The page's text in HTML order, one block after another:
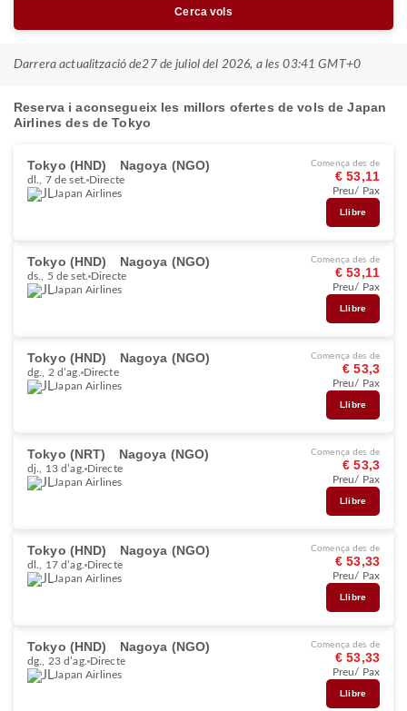
Cerca vols
Darrera actualització de27 de juliol del 2026, a les 03:41 GMT+0
Reserva i aconsegueix les millors ofertes de vols de Japan
Airlines des de Tokyo
Tokyo (HND) Nagoya (NGO)
dl., 7 de set. Directe
Japan Airlines
Comença des de
€ 53,11
Preu/ Pax
Llibre
Tokyo (HND) Nagoya (NGO)
ds., 5 de set. Directe
Japan Airlines
Comença des de
€ 53,11
Preu/ Pax
Llibre
Tokyo (HND) Nagoya (NGO)
dg., 2 d’ag. Directe
Japan Airlines
Comença des de
€ 53,3
Preu/ Pax
Llibre
Tokyo (NRT) Nagoya (NGO)
dj., 13 d’ag. Directe
Japan Airlines
Comença des de
€ 53,3
Preu/ Pax
Llibre
Tokyo (HND) Nagoya (NGO)
dl., 17 d’ag. Directe
Japan Airlines
Comença des de
€ 53,33
Preu/ Pax
Llibre
Tokyo (HND) Nagoya (NGO)
dg., 23 d’ag. Directe
Japan Airlines
Comença des de
€ 53,33
Preu/ Pax
Llibre